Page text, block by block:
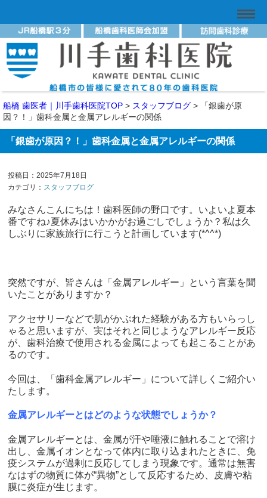
船橋 歯医者｜川手歯科医院TOP > スタッフブログ >
「銀歯が原
因？！」歯科金属と金属アレルギーの関係
「銀歯が原因？！」歯科金属と金属アレルギーの関係
投稿日：2025年7月18日
カテゴリ： スタッフブログ
みなさんこんにちは！歯科医師の野口です。いよいよ夏本
番ですね♪夏休みはいかかがお過ごしでしょうか？私は久
しぶりに家族旅行に行こうと計画しています(*^^*)
突然ですが、皆さんは「金属アレルギー」という言葉を聞
いたことがありますか？
アクセサリーなどで肌がかぶれた経験がある方もいらっし
ゃると思いますが、実はそれと同じようなアレルギー反応
が、歯科治療で使用される金属によっても起こることがあ
るのです。
今回は、「歯科金属アレルギー」について詳しくご紹介い
たします。
金属アレルギーとはどのような状態でしょうか？
金属アレルギーとは、金属が汗や唾液に触れることで溶け
出し、金属イオンとなって体内に取り込まれたときに、免
疫システムが過剰に反応してしまう現象です。通常は無害
なはずの物質に体が“異物”として反応するため、皮膚や粘
膜に炎症が生じます。